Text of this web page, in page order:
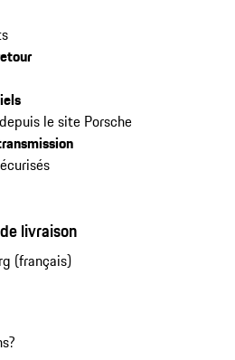
le site Porsche
livraison
(français)